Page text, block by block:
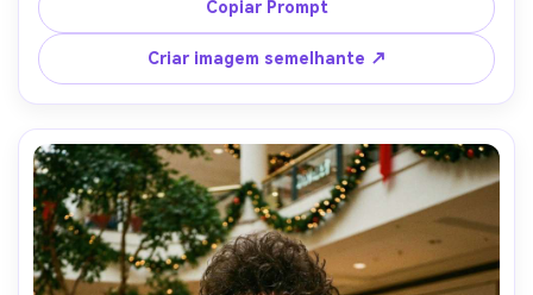
85mm f/1.8, enquadramento peito para cima, expressão
natural, nervura realista e definição de ponto,
classificação de cores de filme sutil-AR 4:5
Copiar Prompt
Criar imagem semelhante ↗